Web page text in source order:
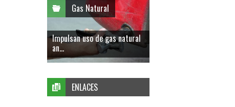
Gas Natural
Impulsan uso de gas natural
an...
ENLACES